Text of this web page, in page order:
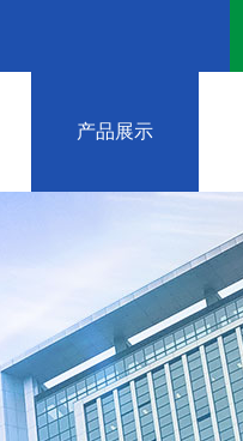
产品展示